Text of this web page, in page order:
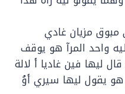
مزيان غادي
واحد المرآ هو يوقف
ليها فين غاديا أ لالة
يقول ليها سيري أوُ